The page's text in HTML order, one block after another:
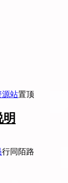
置顶
行同陌路